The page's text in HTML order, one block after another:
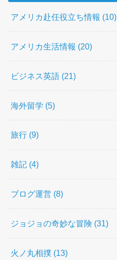
アメリカ赴任役立ち情報 (10)
アメリカ生活情報 (20)
ビジネス英語 (21)
海外留学 (5)
旅行 (9)
雑記 (4)
ブログ運営 (8)
ジョジョの奇妙な冒険 (31)
火ノ丸相撲 (13)